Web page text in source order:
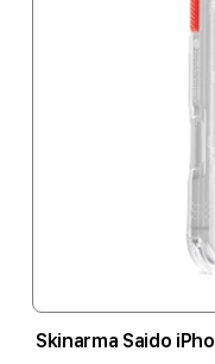
Skinarma Saido